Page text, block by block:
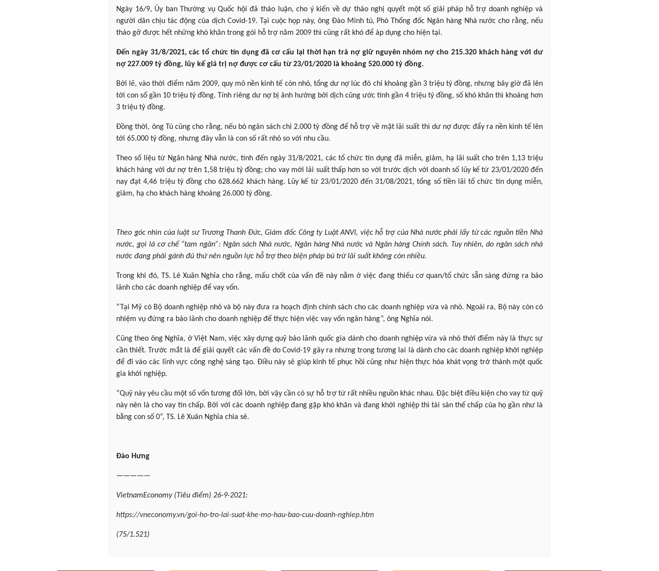
Ngày 16/9, Ủy ban Thường vụ Quốc hội đã thảo luận, cho ý kiến về dự thảo nghị quyết một số giải pháp hỗ trợ doanh nghiệp và
người dân chịu tác động của dịch Covid-19. Tại cuộc họp này, ông Đào Minh tú, Phó Thống đốc Ngân hàng Nhà nước cho rằng, nếu
tháo gỡ được hết những khó khăn trong gói hỗ trợ năm 2009 thì cũng rất khó để áp dụng cho hiện tại.
Đến ngày 31/8/2021, các tổ chức tín dụng đã cơ cấu lại thời hạn trả nợ giữ nguyên nhóm nợ cho 215.320 khách hàng với dư
nợ 227.009 tỷ đồng, lũy kế giá trị nợ được cơ cấu từ 23/01/2020 là khoảng 520.000 tỷ đồng.
Bởi lẽ, vào thời điểm năm 2009, quy mô nền kinh tế còn nhỏ, tổng dư nợ lúc đó chỉ khoảng gần 3 triệu tỷ đồng, nhưng bây giờ đã lên
tới con số gần 10 triệu tỷ đồng. Tính riêng dư nợ bị ảnh hưởng bởi dịch cũng ước tính gần 4 triệu tỷ đồng, số khó khăn thì khoảng hơn
3 triệu tỷ đồng.
Đồng thời, ông Tú cũng cho rằng, nếu bỏ ngân sách chỉ 2.000 tỷ đồng để hỗ trợ về mặt lãi suất thì dư nợ được đẩy ra nền kinh tế lên
tới 65.000 tỷ đồng, nhưng đây vẫn là con số rất nhỏ so với nhu cầu.
Theo số liệu từ Ngân hàng Nhà nước, tính đến ngày 31/8/2021, các tổ chức tín dụng đã miễn, giảm, hạ lãi suất cho trên 1,13 triệu
khách hàng với dư nợ trên 1,58 triệu tỷ đồng; cho vay mới lãi suất thấp hơn so với trước dịch với doanh số lũy kế từ 23/01/2020 đến
nay đạt 4,46 triệu tỷ đồng cho 628.662 khách hàng. Lũy kế từ 23/01/2020 đến 31/08/2021, tổng số tiền lãi tổ chức tín dụng miễn,
giảm, hạ cho khách hàng khoảng 26.000 tỷ đồng.
Theo góc nhìn của luật sư Trương Thanh Đức, Giám đốc Công ty Luật ANVI, việc hỗ trợ của Nhà nước phải lấy từ các nguồn tiền Nhà
nước, gọi là cơ chế “tam ngân”: Ngân sách Nhà nước, Ngân hàng Nhà nước và Ngân hàng Chính sách. Tuy nhiên, do ngân sách nhà
nước đang phải gánh đủ thứ nên nguồn lực hỗ trợ theo biện pháp bù trừ lãi suất không còn nhiều.
Trong khi đó, TS. Lê Xuân Nghĩa cho rằng, mấu chốt của vấn đề này nằm ở việc đang thiếu cơ quan/tổ chức sẵn sàng đứng ra bảo
lãnh cho các doanh nghiệp để vay vốn.
“Tại Mỹ có Bộ doanh nghiệp nhỏ và bộ này đưa ra hoạch định chính sách cho các doanh nghiệp vừa và nhỏ. Ngoài ra, Bộ này còn có
nhiệm vụ đứng ra bảo lãnh cho doanh nghiệp để thực hiện việc vay vốn ngân hàng”, ông Nghĩa nói.
Cũng theo ông Nghĩa, ở Việt Nam, việc xây dựng quỹ bảo lãnh quốc gia dành cho doanh nghiệp vừa và nhỏ thời điểm này là thực sự
cần thiết. Trước mắt là để giải quyết các vấn đề do Covid-19 gây ra nhưng trong tương lai là dành cho các doanh nghiệp khởi nghiệp
để đi vào các lĩnh vực công nghệ sáng tạo. Điều này sẽ giúp kinh tế phục hồi cũng như hiện thực hóa khát vọng trở thành một quốc
gia khởi nghiệp.
“Quỹ này yêu cầu một số vốn tương đối lớn, bởi vậy cần có sự hỗ trợ từ rất nhiều nguồn khác nhau. Đặc biệt điều kiện cho vay từ quỹ
này nên là cho vay tín chấp. Bởi với các doanh nghiệp đang gặp khó khăn và đang khởi nghiệp thì tài sản thế chấp của họ gần như là
bằng con số 0”, TS. Lê Xuân Nghĩa chia sẻ.
Đào Hưng
—————
VietnamEconomy(Tiêu điểm) 26-9-2021:
https://vneconomy.vn/goi-ho-tro-lai-suat-khe-mo-hau-bao-cuu-doanh-nghiep.htm
(75/1.521)